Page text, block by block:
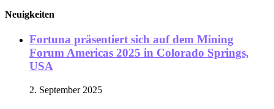
Neuigkeiten
Fortuna präsentiert sich auf dem Mining
Forum Americas 2025 in Colorado Springs,
USA
2. September 2025